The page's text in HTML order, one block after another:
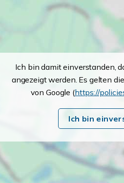
Ich bin damit einverstanden,
angezeigt werden. Es gelten
von Google (https://
Ich bin